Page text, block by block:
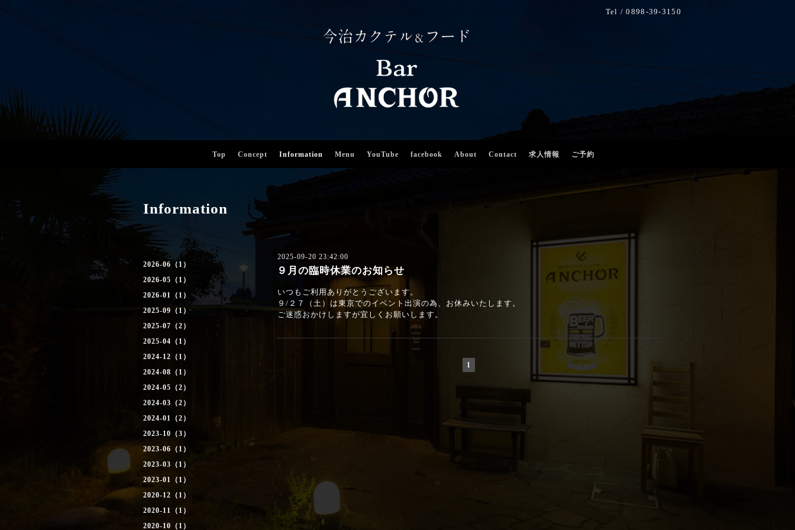
Tel / 0898-39-3150
Top Concept Information Menu YouTube facebook About Contact 求人情報 ご予約
2026-06（1）
2026-05（1）
2026-01（1）
2025-09（1）
2025-07（2）
2025-04（1）
2024-12（1）
2024-08（1）
2024-05（2）
2024-03（2）
2024-01（2）
2023-10（3）
2023-06（1）
2023-03（1）
2023-01（1）
2020-12（1）
2020-11（1）
2020-10（1）
Information
2025-09-20 23:42:00
９月の臨時休業のお知らせ
いつもご利用ありがとうございます。
９/２７（土）は東京でのイベント出演の為、お休みいたします。
ご迷惑おかけしますが宜しくお願いします。
1